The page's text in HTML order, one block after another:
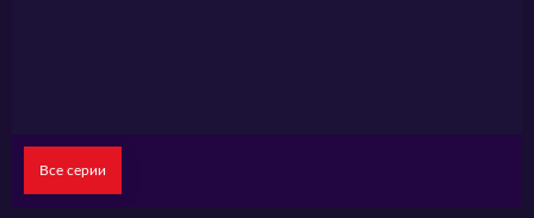
Путешествие Кино: Прекрасный мир вы
сможете в нашем плеере в лучшем качестве.
Все серии